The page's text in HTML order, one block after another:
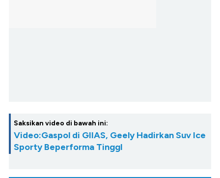
Saksikan video di bawah ini:
Video:Gaspol di GIIAS, Geely Hadirkan Suv Ice
Sporty Beperforma TinggI